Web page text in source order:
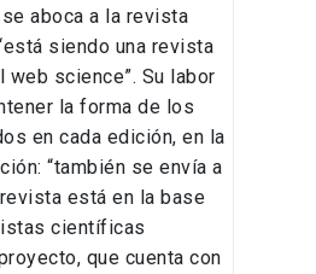
aboca a la revista
siendo una revista
web science”. Su labor
la forma de los
en cada edición, en la
“también se envía a
está en la base
científicas
que cuenta con